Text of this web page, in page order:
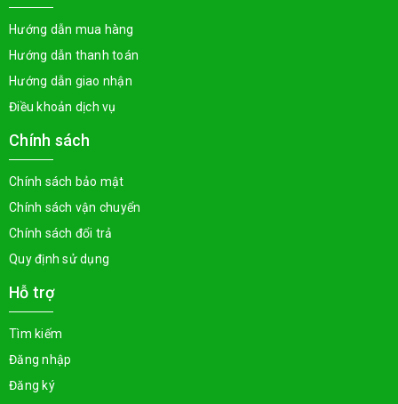
Hướng dẫn mua hàng
Hướng dẫn thanh toán
Hướng dẫn giao nhận
Điều khoản dịch vụ
Chính sách
Chính sách bảo mật
Chính sách vận chuyển
Chính sách đổi trả
Quy định sử dụng
Hỗ trợ
Tìm kiếm
Đăng nhập
Đăng ký